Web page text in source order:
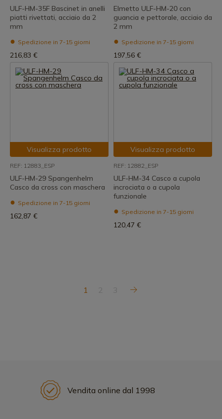
ULF-HM-35F Bascinet in anelli
piatti rivettati, acciaio da 2
mm
Spedizione in 7-15 giorni
216,83 €
Elmetto ULF-HM-20 con
guancia e pettorale, acciaio da
2 mm
Spedizione in 7-15 giorni
197,56 €
Visualizza prodotto
REF: 12883_ESP
ULF-HM-29 Spangenhelm
Casco da cross con maschera
Spedizione in 7-15 giorni
162,87 €
Visualizza prodotto
REF: 12882_ESP
ULF-HM-34 Casco a cupola
incrociata o a cupola
funzionale
Spedizione in 7-15 giorni
120,47 €
1 2 3
Vendita online dal 1998